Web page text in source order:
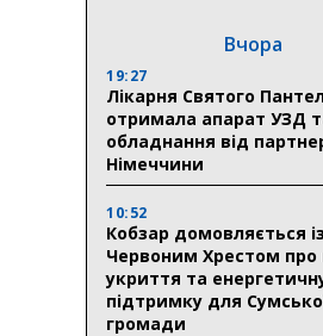
Вчора
19:27
Лікарня Святого
отримала апарат УЗД
обладнання від
Німеччини
10:52
Кобзар домовляється із
Червоним Хрестом про
укриття та
підтримку для
громади